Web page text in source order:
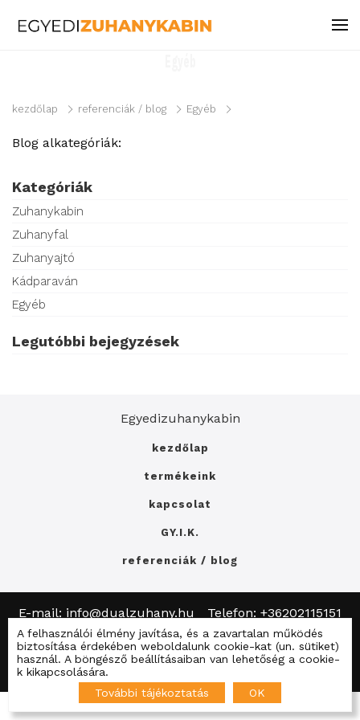
kezdőlap referenciák / blog Egyéb
Blog alkategóriák:
Kategóriák
Zuhanykabin
Zuhanyfal
Zuhanyajtó
Kádparaván
Egyéb
Legutóbbi bejegyzések
Egyedizuhanykabin
kezdőlap
termékeink
kapcsolat
GY.I.K.
referenciák / blog
E-mail: info@dualzuhany.hu
Telefon: +36202115151
Adatkezelési tájékoztató
Zuhanykain.lap.hu
Fürdőszoba.lap.hu
A felhasználói élmény javítása, és a zavartalan működés
biztosítása érdekében weboldalunk cookie-kat (un. sütiket)
használ. A böngésző beállításaiban van lehetőség a cookie-
k kikapcsolására.
További tájékoztatás
OK